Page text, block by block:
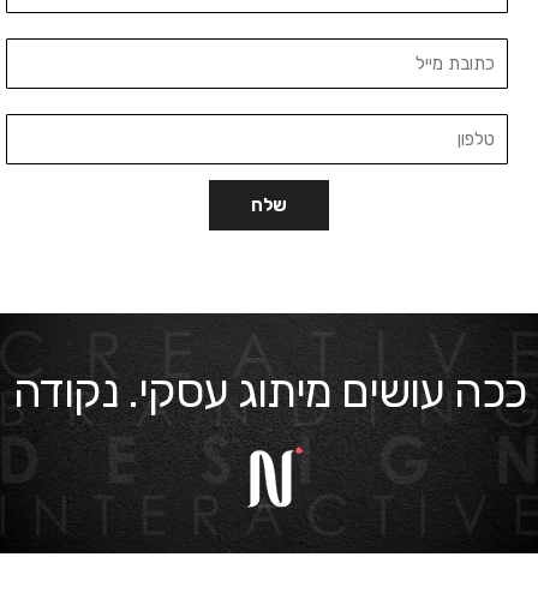
ככה עושים מיתוג עסקי. נקודה